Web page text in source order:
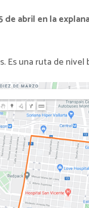
abril en la
Es una ruta de